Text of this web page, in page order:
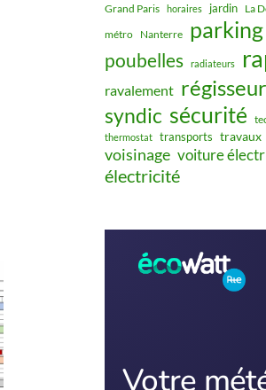
Grand Paris horaires jardin La
métro Nanterre parking
poubelles radiateurs
ravalement régisseur
syndic sécurité
thermostat transports travaux
voisinage voiture
électricité